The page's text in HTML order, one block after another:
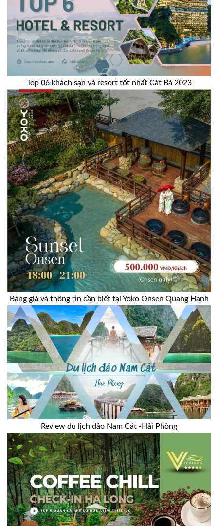
Top 06 khách sạn và resort tốt nhất Cát Bà 2023
Bảng giá và thông tin cần biết tại Yoko Onsen Quang Hanh
Review du lịch đảo Nam Cát -Hải Phòng